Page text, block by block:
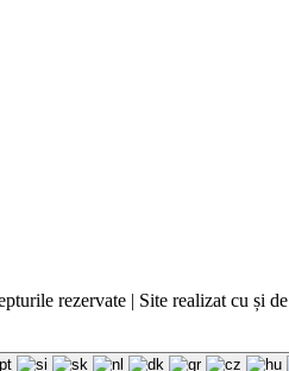
rezervate | Site realizat cușide